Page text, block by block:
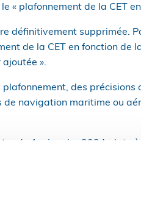
« plafonnement de la CET
définitivement supprimée.
de la CET en fonction de
».
plafonnement, des
de navigation maritime ou
du 1er janvier 2024, date